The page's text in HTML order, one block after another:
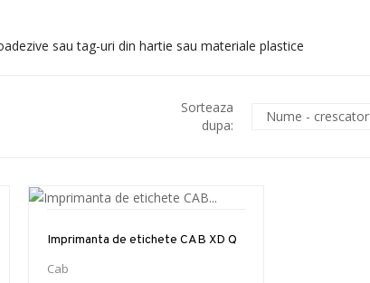
sau tag-uri din hartie sau materiale plastice
Sorteaza
dupa:
Nume - crescator
Imprimanta de etichete CAB XD Q
Cab